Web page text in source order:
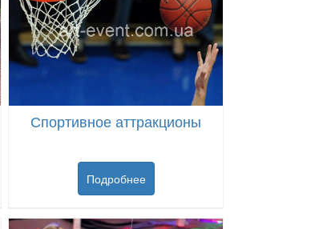
Спортивное аттракционы
Подробнее